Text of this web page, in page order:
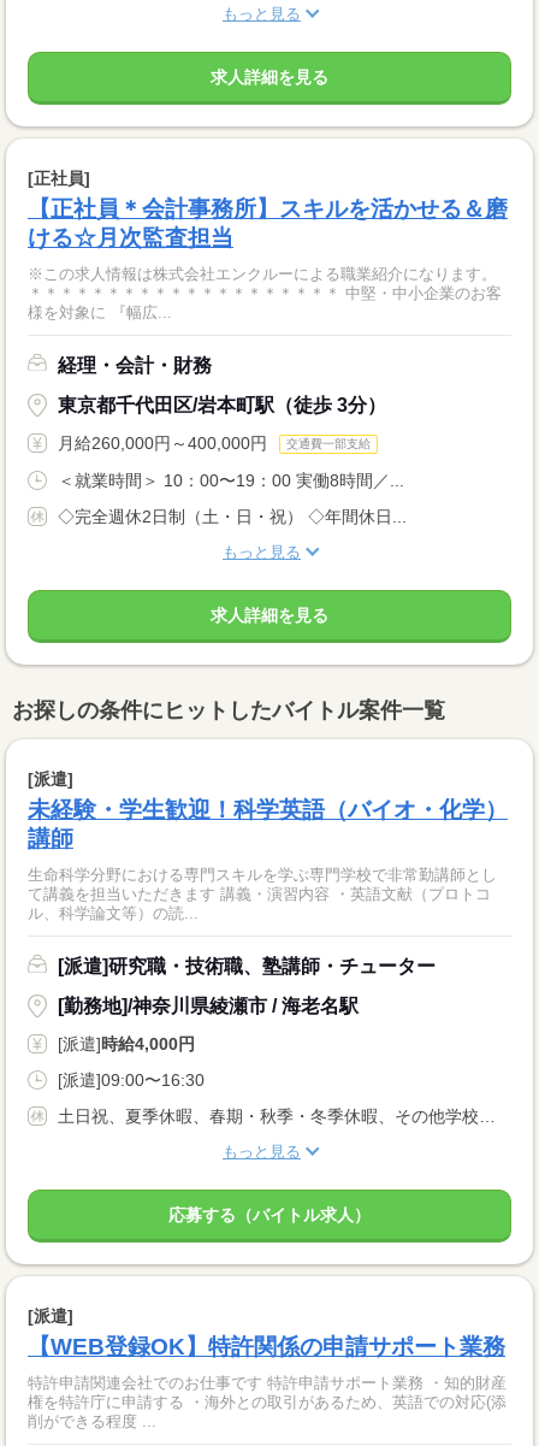
もっと見る
求人詳細を見る
[正社員]
【正社員＊会計事務所】スキルを活かせる＆磨
ける☆月次監査担当
※この求人情報は株式会社エンクルーによる職業紹介になります。
＊＊＊＊＊＊＊＊＊＊＊＊＊＊＊＊＊＊＊＊ 中堅・中小企業のお客
様を対象に 『幅広...
経理・会計・財務
東京都千代田区/岩本町駅（徒歩 3分）
月給260,000円～400,000円 交通費一部支給
＜就業時間＞ 10：00〜19：00 実働8時間／...
◇完全週休2日制（土・日・祝） ◇年間休日...
もっと見る
求人詳細を見る
お探しの条件にヒットしたバイトル案件一覧
[派遣]
未経験・学生歓迎！科学英語（バイオ・化学）
講師
生命科学分野における専門スキルを学ぶ専門学校で非常勤講師とし
て講義を担当いただきます 講義・演習内容 ・英語文献（プロトコ
ル、科学論文等）の読...
[派遣]研究職・技術職、塾講師・チューター
[勤務地]/神奈川県綾瀬市 / 海老名駅
[派遣]時給4,000円
[派遣]09:00〜16:30
土日祝、夏季休暇、春期・秋季・冬季休暇、その他学校指定休日 ※出勤予定表による
もっと見る
応募する（バイトル求人）
[派遣]
【WEB登録OK】特許関係の申請サポート業務
特許申請関連会社でのお仕事です 特許申請サポート業務 ・知的財産
権を特許庁に申請する ・海外との取引があるため、英語での対応(添
削ができる程度 ...